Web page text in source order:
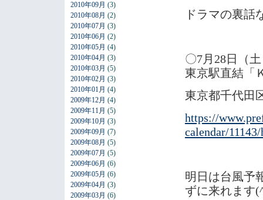
2010年09月 (3)
2010年08月 (2)
2010年07月 (3)
2010年06月 (2)
2010年05月 (4)
2010年04月 (3)
2010年03月 (5)
2010年02月 (3)
2010年01月 (4)
2009年12月 (4)
2009年11月 (5)
2009年10月 (3)
2009年09月 (7)
2009年08月 (5)
2009年07月 (5)
2009年06月 (6)
2009年05月 (6)
2009年04月 (3)
2009年03月 (6)
ドラマの裏話
〇7月28日（
東京駅直結「
東京都千代田
https://
calendar/
明日は台風予
ずに来れます